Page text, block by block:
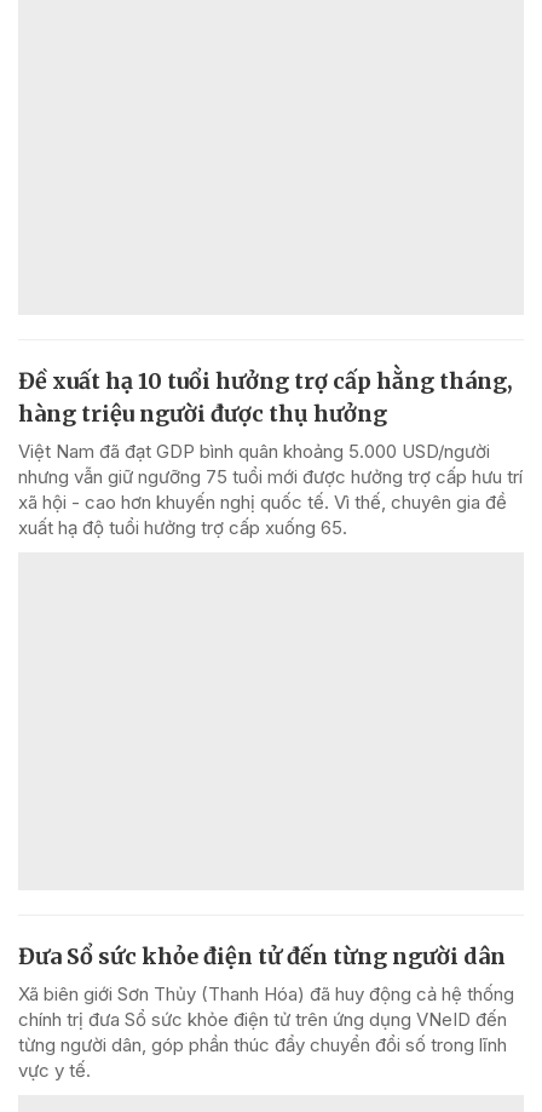
Đề xuất hạ 10 tuổi hưởng trợ cấp hằng tháng,
hàng triệu người được thụ hưởng
Việt Nam đã đạt GDP bình quân khoảng 5.000 USD/người
nhưng vẫn giữ ngưỡng 75 tuổi mới được hưởng trợ cấp hưu trí
xã hội - cao hơn khuyến nghị quốc tế. Vì thế, chuyên gia đề
xuất hạ độ tuổi hưởng trợ cấp xuống 65.
Đưa Sổ sức khỏe điện tử đến từng người dân
Xã biên giới Sơn Thủy (Thanh Hóa) đã huy động cả hệ thống
chính trị đưa Sổ sức khỏe điện tử trên ứng dụng VNeID đến
từng người dân, góp phần thúc đẩy chuyển đổi số trong lĩnh
vực y tế.